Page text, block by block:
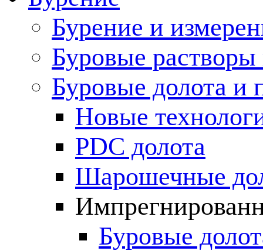
Бурение и
Буровые
Буровые долота и
Новые
PDC долота
Шарошечные
Буровые